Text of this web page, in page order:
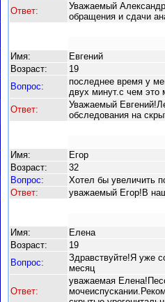
Ответ:
Уважаемый
обращения и сдачи
Имя:
Евгений
Возраст:
19
Вопрос:
последнее время у
двух минут.с чем это
Ответ:
Уважаемый
обследования на
Имя:
Егор
Возраст:
32
Вопрос:
Хотел бы увеличить
Ответ:
уважаемый Егор!В
Имя:
Елена
Возраст:
19
Вопрос:
Здравствуйте!Я уже
месяц
Ответ:
уважаемая